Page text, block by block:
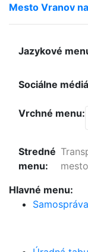
Mesto Vranov
Jazykové
Sociálne
Vrchné menu:
Stredné
menu:
mesto
Hlavné menu: